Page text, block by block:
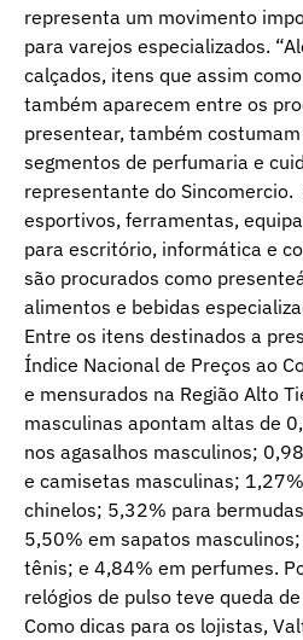
representa um movimento
para varejos especializados.
calçados, itens que assim
também aparecem entre os
presentear, também
segmentos de perfumaria e
representante do
esportivos, ferramentas,
para escritório, informática e
são procurados como
alimentos e bebidas
Entre os itens destinados a
Índice Nacional de Preços ao
e mensurados na Região Alto
masculinas apontam altas de
nos agasalhos masculinos;
e camisetas masculinas;
chinelos; 5,32% para
5,50% em sapatos
tênis; e 4,84% em perfumes.
relógios de pulso teve queda
Como dicas para os lojistas,